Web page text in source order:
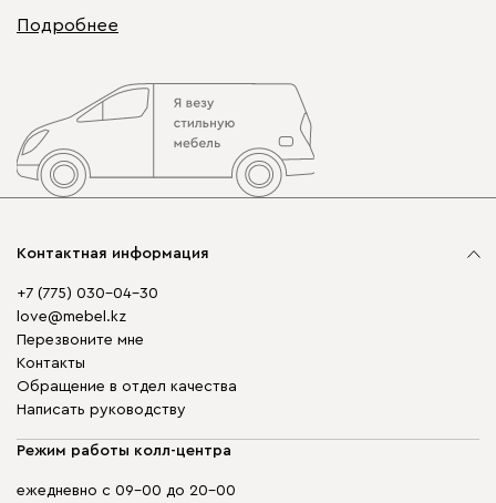
Подробнее
Контактная информация
+7 (775) 030-04-30
love@mebel.kz
Перезвоните мне
Контакты
Обращение в отдел качества
Написать руководству
Режим работы колл-центра
ежедневно с 09-00 до 20-00